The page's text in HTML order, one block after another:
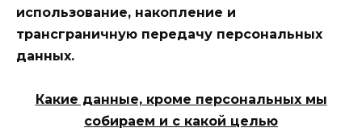
использование, накопление и
трансграничную передачу персональных
данных.
Какие данные, кроме персональных мы
собираем и с какой целью